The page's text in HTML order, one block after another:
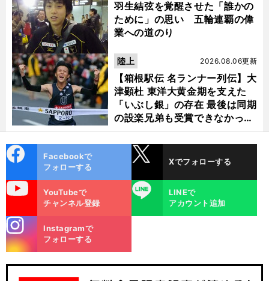
羽生結弦を覚醒させた「誰かの
ために」の思い 五輪連覇の偉
業への道のり
【箱根駅伝 名ランナー列伝】大
津顕杜 東洋大黄金期を支えた
「いぶし銀」の存在 最後は同期
の設楽兄弟も受賞できなかった
金栗杯に輝く
2026.08.06更新
陸上
ok
Facebookで
フォローする
Xでフォローする
YouTubeで
チャンネル登録
LINE
LINEで
アカウント追加
m
Instagramで
フォローする